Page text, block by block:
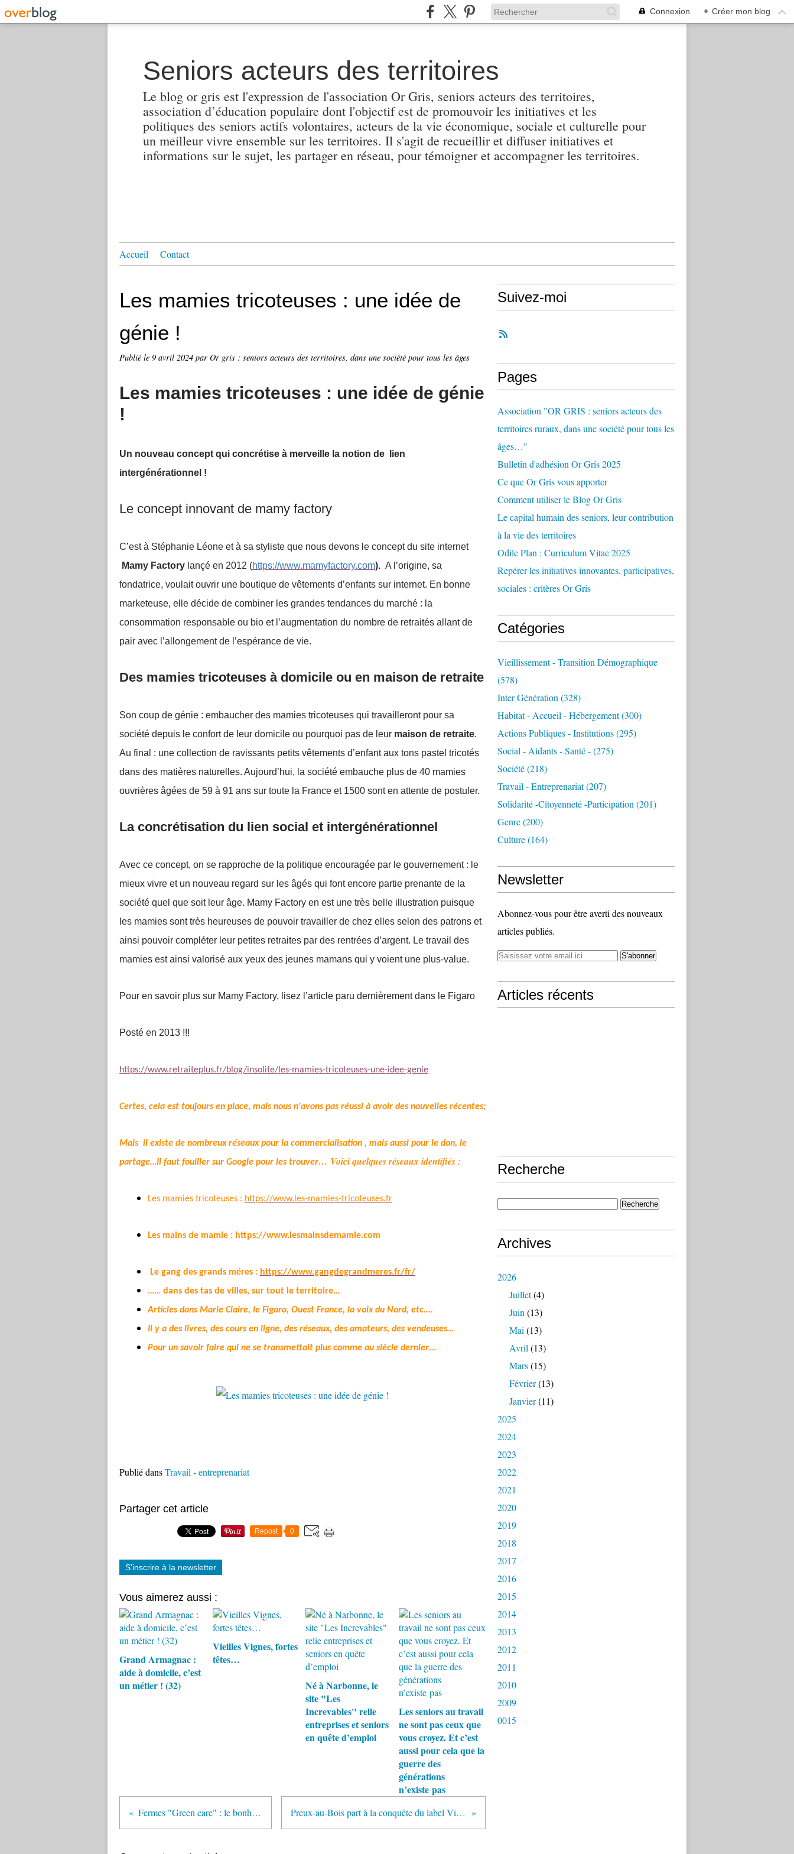
Connexion + Créer mon blog
Seniors acteurs des territoires
Le blog or gris est l'expression de l'association Or Gris, seniors acteurs des territoires,
association d’éducation populaire dont l'objectif est de promouvoir les initiatives et les
politiques des seniors actifs volontaires, acteurs de la vie économique, sociale et culturelle pour
un meilleur vivre ensemble sur les territoires. Il s'agit de recueillir et diffuser initiatives et
informations sur le sujet, les partager en réseau, pour témoigner et accompagner les territoires.
Accueil Contact
Les mamies tricoteuses : une idée de
génie !
Publié le 9 avril 2024 par Or gris : seniors acteurs des territoires, dans une société pour tous les âges
Les mamies tricoteuses : une idée de génie
!
Un nouveau concept qui concrétise à merveille la notion de lien
intergénérationnel !
Le concept innovant de mamy factory
C’est à Stéphanie Léone et à sa styliste que nous devons le concept du site internet
Mamy Factory lançé en 2012 (https://www.mamyfactory.com). A l’origine, sa
fondatrice, voulait ouvrir une boutique de vêtements d’enfants sur internet. En bonne
marketeuse, elle décide de combiner les grandes tendances du marché : la
consommation responsable ou bio et l’augmentation du nombre de retraités allant de
pair avec l’allongement de l’espérance de vie.
Des mamies tricoteuses à domicile ou en maison de retraite
Son coup de génie : embaucher des mamies tricoteuses qui travailleront pour sa
société depuis le confort de leur domicile ou pourquoi pas de leur maison de retraite.
Au final : une collection de ravissants petits vêtements d’enfant aux tons pastel tricotés
dans des matières naturelles. Aujourd’hui, la société embauche plus de 40 mamies
ouvrières âgées de 59 à 91 ans sur toute la France et 1500 sont en attente de postuler.
La concrétisation du lien social et intergénérationnel
Avec ce concept, on se rapproche de la politique encouragée par le gouvernement : le
mieux vivre et un nouveau regard sur les âgés qui font encore partie prenante de la
société quel que soit leur âge. Mamy Factory en est une très belle illustration puisque
les mamies sont très heureuses de pouvoir travailler de chez elles selon des patrons et
ainsi pouvoir compléter leur petites retraites par des rentrées d’argent. Le travail des
mamies est ainsi valorisé aux yeux des jeunes mamans qui y voient une plus-value.
Pour en savoir plus sur Mamy Factory, lisez l’article paru dernièrement dans le Figaro
Posté en 2013 !!!
https://www.retraiteplus.fr/blog/insolite/les-mamies-tricoteuses-une-idee-genie
Certes, cela est toujours en place, mais nous n'avons pasréussi à avoir des nouvelles récentes;
Mais il existe de nombreux réseaux pour la commercialisation , mais aussi pour le don, le
partage…Il faut fouiller sur Google pour les trouver… Voici quelques réseaux identifiés :
Les mamies tricoteuses : https://www.les-mamies-tricoteuses.fr
Les mains de mamie : https://www.lesmainsdemamie.com
Le gang des grands méres : https://www.gangdegrandmeres.fr/fr/
…… dans des tas de villes, sur tout le territoire…
Articles dans Marie Claire, le Figaro, Ouest France, la voix du Nord, etc.…
Il y a des livres, des cours en ligne, des réseaux, des amateurs, des vendeuses…
Pour un savoir faire qui ne se transmettait plus comme au siècle dernier…
Publié dansTravail - entreprenariat
Partager cet article
Repost 0
S'inscrire à la newsletter
Vous aimerez aussi :
Grand Armagnac :
aide à domicile, c’est
un métier ! (32)
Vieilles Vignes, fortes
têtes…
Né à Narbonne, le
site "Les
Increvables" relie
entreprises et seniors
en quête d’emploi
Les seniors au travail
ne sont pas ceux que
vous croyez. Et c’est
aussi pour cela que la
guerre des
générations
n’existe pas
Fermes "Green care" : le bonheur est dans le pré ? Preux-au-Bois part à la conquête du label Ville Amie des Ainés - Nord
Suivez-moi
Pages
Association "OR GRIS : seniors acteurs des
territoires ruraux, dans une société pour tous les
âges…"
Bulletin d'adhésion Or Gris 2025
Ce que Or Gris vous apporter
Comment utiliser le Blog Or Gris
Le capital humain des seniors, leur contribution
à la vie des territoires
Odile Plan : Curriculum Vitae 2025
Repérer les initiatives innovantes, participatives,
sociales : critères Or Gris
Catégories
Vieillissement - Transition Démographique
(578)
Inter Génération (328)
Habitat - Accueil - Hébergement(300)
Actions Publiques - Institutions(295)
Social - Aidants - Santé -(275)
Société(218)
Travail - Entreprenariat(207)
Solidarité -citoyenneté -participation (201)
Genre(200)
Culture(164)
Newsletter
Abonnez-vous pour être averti des nouveaux
articles publiés.
Articles récents
Recherche
Archives
2026
Juillet(4)
Juin (13)
Mai (13)
Avril (13)
Mars(15)
Février(13)
Janvier(11)
2025
2024
2023
2022
2021
2020
2019
2018
2017
2016
2015
2014
2013
2012
2011
2010
2009
0015